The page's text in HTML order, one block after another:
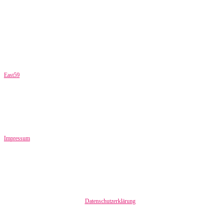
East59
Impressum
Datenschutzerklärung